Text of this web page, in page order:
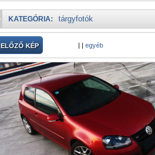
KATEGÓRIA: tárgyfotók
ELŐZŐ KÉP | | egyéb